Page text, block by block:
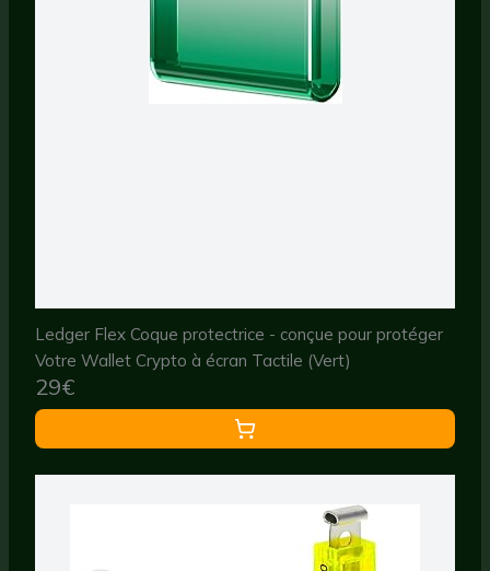
Ledger Flex Coque protectrice - conçue pour protéger
Votre Wallet Crypto à écran Tactile (Vert)
29€